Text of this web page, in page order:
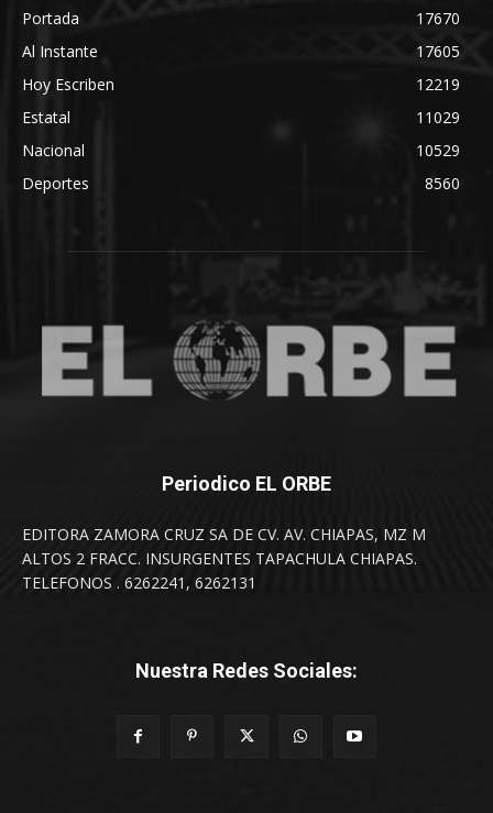
Portada
17670
Al Instante
17605
Hoy Escriben
12219
Estatal
11029
Nacional
10529
Deportes
8560
Periodico EL ORBE
EDITORA ZAMORA CRUZ SA DE CV. AV. CHIAPAS, MZ M
ALTOS 2 FRACC. INSURGENTES TAPACHULA CHIAPAS.
TELEFONOS . 6262241, 6262131
Nuestra Redes Sociales: